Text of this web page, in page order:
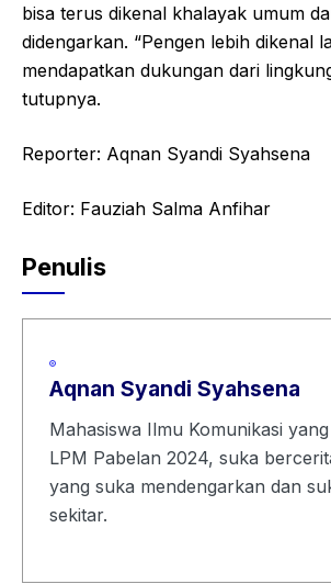
bisa terus dikenal khalayak umum
didengarkan. “Pengen lebih dikenal
mendapatkan dukungan dari
tutupnya.
Reporter: Aqnan Syandi Syahsena
Editor: Fauziah Salma Anfihar
Penulis
Aqnan Syandi Syahsena
Mahasiswa Ilmu Komunikasi
LPM Pabelan 2024, suka
yang suka mendengarkan dan
sekitar.